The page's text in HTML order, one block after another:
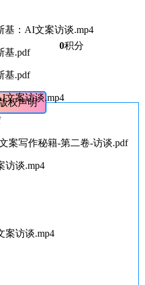
基：AI文案访谈.mp4
基.pdf
基.pdf
文案访谈.mp4
案写作秘籍-第二卷-访谈.pdf
访谈.mp4
案访谈.mp4
0积分
权声明